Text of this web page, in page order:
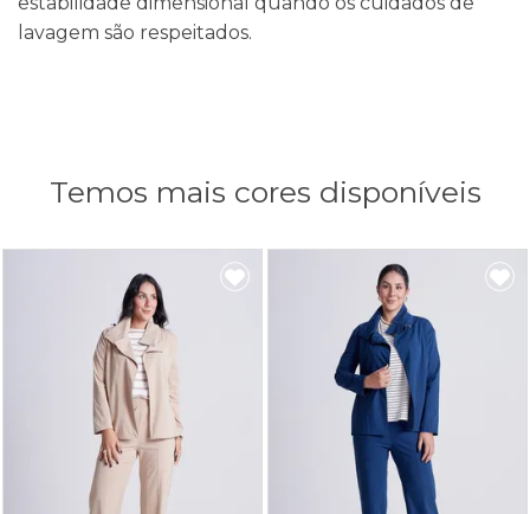
lavagem são respeitados.
Temos mais cores disponíveis